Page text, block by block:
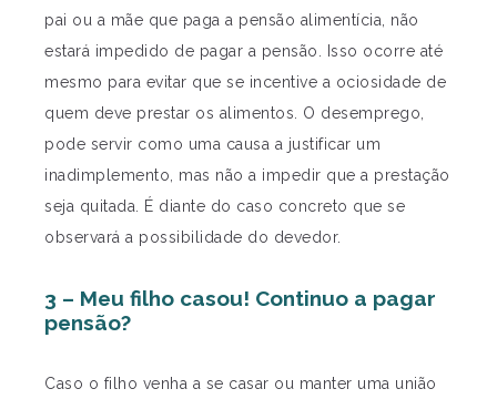
pai ou a mãe que paga a pensão alimentícia, não
estará impedido de pagar a pensão. Isso ocorre até
mesmo para evitar que se incentive a ociosidade de
quem deve prestar os alimentos. O desemprego,
pode servir como uma causa a justificar um
inadimplemento, mas não a impedir que a prestação
seja quitada. É diante do caso concreto que se
observará a possibilidade do devedor.
3 – Meu filho casou! Continuo a pagar
pensão?
Caso o filho venha a se casar ou manter uma união